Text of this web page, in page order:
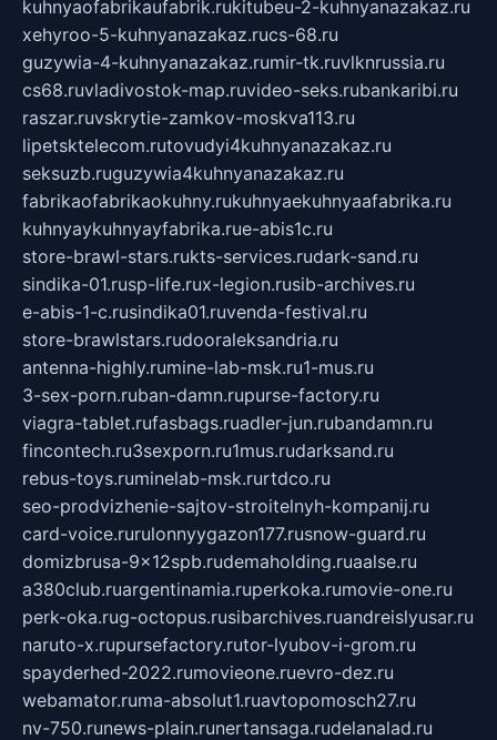
kuhnyaofabrikaufabrik.rukitubeu-2-kuhnyanazakaz.ru
xehyroo-5-kuhnyanazakaz.rucs-68.ru
guzywia-4-kuhnyanazakaz.rumir-tk.ruvlknrussia.ru
cs68.ruvladivostok-map.ruvideo-seks.rubankaribi.ru
raszar.ruvskrytie-zamkov-moskva113.ru
lipetsktelecom.rutovudyi4kuhnyanazakaz.ru
seksuzb.ruguzywia4kuhnyanazakaz.ru
fabrikaofabrikaokuhny.rukuhnyaekuhnyaafabrika.ru
kuhnyaykuhnyayfabrika.rue-abis1c.ru
store-brawl-stars.rukts-services.rudark-sand.ru
sindika-01.rusp-life.rux-legion.rusib-archives.ru
e-abis-1-c.rusindika01.ruvenda-festival.ru
store-brawlstars.rudooraleksandria.ru
antenna-highly.rumine-lab-msk.ru1-mus.ru
3-sex-porn.ruban-damn.rupurse-factory.ru
viagra-tablet.rufasbags.ruadler-jun.rubandamn.ru
fincontech.ru3sexporn.ru1mus.rudarksand.ru
rebus-toys.ruminelab-msk.rurtdco.ru
seo-prodvizhenie-sajtov-stroitelnyh-kompanij.ru
card-voice.rurulonnyygazon177.rusnow-guard.ru
domizbrusa-9x12spb.rudemaholding.ruaalse.ru
a380club.ruargentinamia.ruperkoka.rumovie-one.ru
perk-oka.rug-octopus.rusibarchives.ruandreislyusar.ru
naruto-x.rupursefactory.rutor-lyubov-i-grom.ru
spayderhed-2022.rumovieone.ruevro-dez.ru
webamator.ruma-absolut1.ruavtopomosch27.ru
nv-750.runews-plain.runertansaga.rudelanalad.ru